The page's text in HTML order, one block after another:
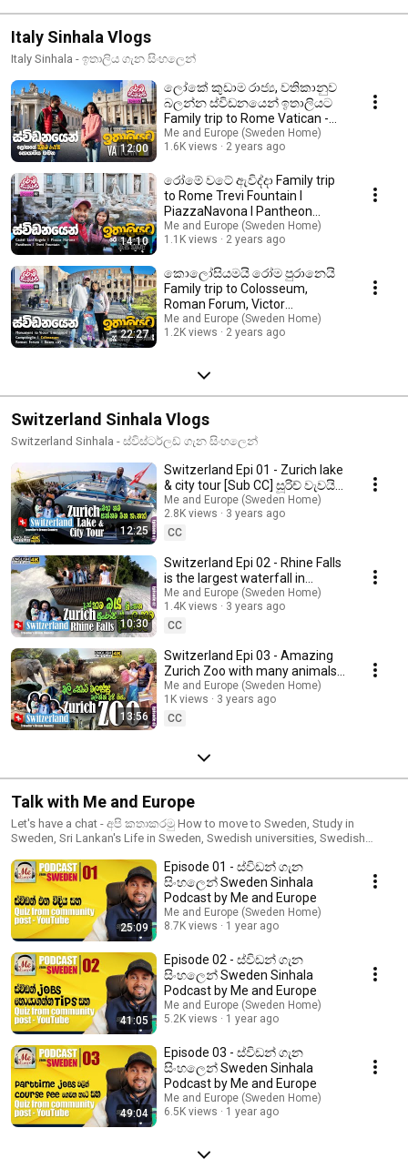
Italy Sinhala Vlogs
Italy Sinhala - ඉතාලිය ගැන සිංහලෙන්
12:00
ලෝකේ කුඩාම රාජ්‍ය, වතිකානුව
බලන්න ස්විඩනයෙන් ඉතාලියට
Family trip to Rome Vatican -
Italy Epi 03
Me and Europe (Sweden Home)
1.6K views
2 years ago
14:10
රෝමේ වටේ ඇවිද්දා Family trip
to Rome Trevi Fountain l
PiazzaNavona l Pantheon
Sinhala - Italy Epi 04
Me and Europe (Sweden Home)
1.1K views
2 years ago
22:27
කොලෝසියමයි රෝම පුරානෙයි
Family trip to Colosseum,
Roman Forum, Victor
Emmanuel II - Italy Epi 05
Me and Europe (Sweden Home)
1.2K views
2 years ago
Switzerland Sinhala Vlogs
Switzerland Sinhala - ස්විස්ටර්ලඩ් ගැන සිංහලෙන්
12:25
Switzerland Epi 01 - Zurich lake
& city tour [Sub CC] සූරිච් වැවයි
සිටි එකයි මෙච්චර ලස්සනද
Me and Europe (Sweden Home)
2.8K views
3 years ago
CC
10:30
Switzerland Epi 02 - Rhine Falls
is the largest waterfall in
Europe [Sub CC] ඇත්තටම බය
හිතුනා
Me and Europe (Sweden Home)
1.4K views
3 years ago
CC
13:56
Switzerland Epi 03 - Amazing
Zurich Zoo with many animals
[Sub CC] මෙච්චර සත්තු ගොඩක්
එකම තැනක
Me and Europe (Sweden Home)
1K views
3 years ago
CC
Talk with Me and Europe
Let's have a chat - අපි කතාකරමු How to move to Sweden, Study in
Sweden, Sri Lankan's Life in Sweden, Swedish universities, Swedish
25:09
Episode 01 - ස්විඩන් ගැන
සිංහලෙන් Sweden Sinhala
Podcast by Me and Europe
Me and Europe (Sweden Home)
8.7K views
1 year ago
41:05
Episode 02 - ස්විඩන් ගැන
සිංහලෙන් Sweden Sinhala
Podcast by Me and Europe
Me and Europe (Sweden Home)
5.2K views
1 year ago
49:04
Episode 03 - ස්විඩන් ගැන
සිංහලෙන් Sweden Sinhala
Podcast by Me and Europe
Me and Europe (Sweden Home)
6.5K views
1 year ago